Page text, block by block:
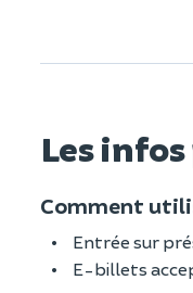
Les
Comment
Entrée sur
E-billets